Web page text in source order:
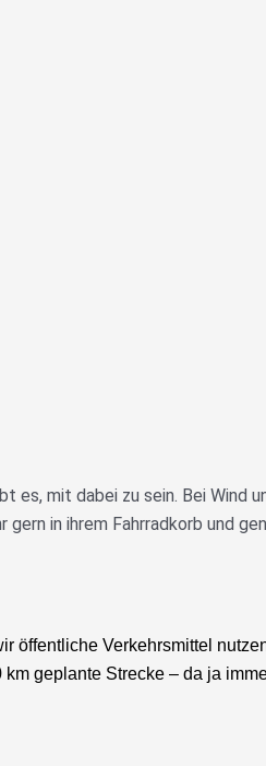
es, mit dabei zu sein. Bei Wind
in ihrem Fahrradkorb und
öffentliche Verkehrsmittel
geplante Strecke – da ja